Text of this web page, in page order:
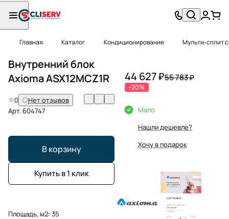
Главная Каталог Кондиционирование Мульти-сплит
Внутренний блок
Axioma ASX12MCZ1R
0
Нет отзывов
Арт.604747
В корзину
Купить в 1 клик
Площадь, м2: 35
44 627 ₽55 783 ₽
-20%
Мало
Нашли дешевле?
Хочу в подарок